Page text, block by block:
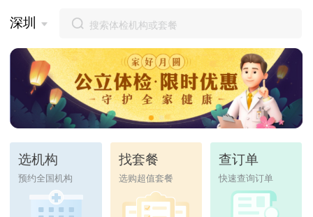
深圳
选机构
预约全国机构
找套餐
选购超值套餐
查订单
快速查询订单